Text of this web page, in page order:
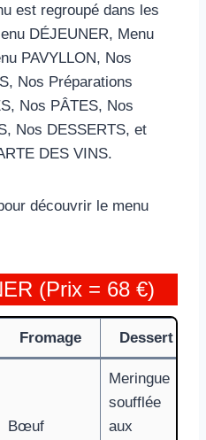
est regroupé dans les
DÉJEUNER, Menu
PAVYLLON, Nos
Nos Préparations
Nos PÂTES, Nos
Nos DESSERTS, et
DES VINS.
découvrir le menu
(Prix = 68 €)
Fromage Dessert
Bœuf
Meringue
soufflée
aux